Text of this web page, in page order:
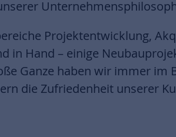
Projektentwicklung,
in Hand – einige
Ganze haben wir immer im
die Zufriedenheit unserer